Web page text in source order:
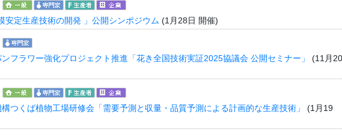
安定生産技術の開発 」公開シンポジウム (1月28日 開催)
フラワー強化プロジェクト推進「花き全国技術実証2025協議会 公開セミナー」
(11月20
つくば植物工場研修会「需要予測と収量・品質予測による計画的な生産技術」
(1月19